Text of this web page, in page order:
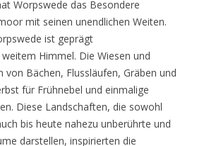
Worpswede das Besondere
mit seinen unendlichen Weiten.
ist geprägt
Himmel. Die Wiesen und
von Bächen, Flussläufen, Gräben und
für Frühnebel und einmalige
Diese Landschaften, die sowohl
bis heute nahezu unberührte und
darstellen, inspirierten die